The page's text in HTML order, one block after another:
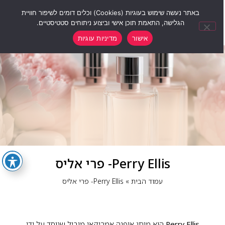
Perry Ellis- פרי אליס
עמוד הבית» Perry Ellis- פרי אליס
באתר נעשה שימוש בעוגיות (Cookies) וכלים דומים לשיפור חוויית
הגלישה, התאמת תוכן אישי וביצוע ניתוחים סטטיסטיים.
אישור
מדיניות עוגיות